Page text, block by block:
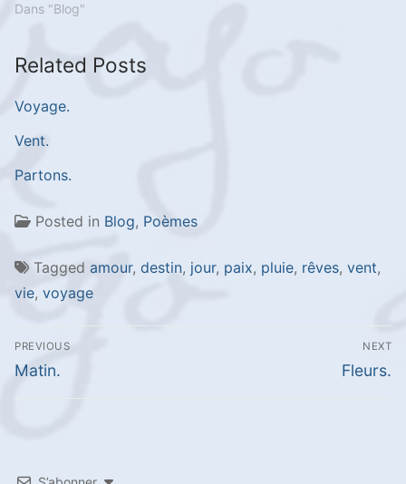
Dans "Blog"
Related Posts
Voyage.
Vent.
Partons.
Posted in Blog, Poèmes
Tagged amour, destin, jour, paix, pluie, rêves, vent,
vie, voyage
Navigation
de
l’article
PREVIOUS
Previous
Matin.
NEXT
Next
Fleurs.